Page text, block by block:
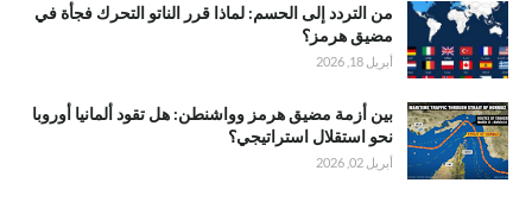
من التردد إلى الحسم: لماذا قرر الناتو التحرك فجأة في
مضيق هرمز؟
أبريل 18, 2026
بين أزمة مضيق هرمز وواشنطن: هل تقود ألمانيا أوروبا
نحو استقلال استراتيجي؟
أبريل 02, 2026